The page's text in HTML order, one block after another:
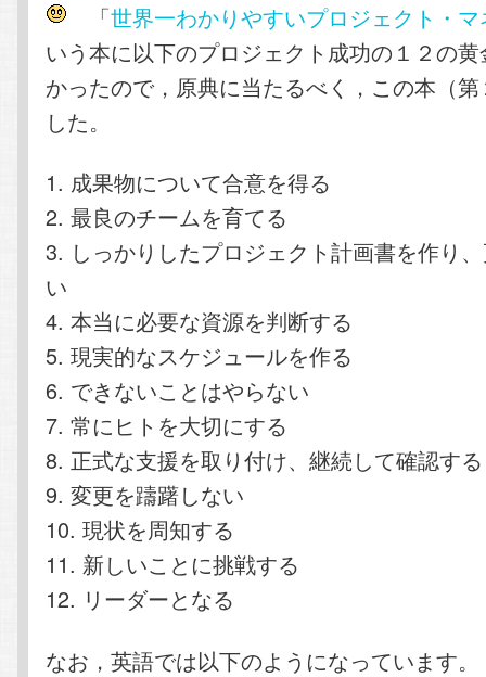
「世界一わかりやすいプロジェクト・
いう本に以下のプロジェクト成功の１２の
かったので，原典に当たるべく，この本（
した。
1. 成果物について合意を得る
2. 最良のチームを育てる
3. しっかりしたプロジェクト計画書を作り
い
4. 本当に必要な資源を判断する
5. 現実的なスケジュールを作る
6. できないことはやらない
7. 常にヒトを大切にする
8. 正式な支援を取り付け、継続して確認する
9. 変更を躊躇しない
10. 現状を周知する
11. 新しいことに挑戦する
12. リーダーとなる
なお，英語では以下のようになっています。